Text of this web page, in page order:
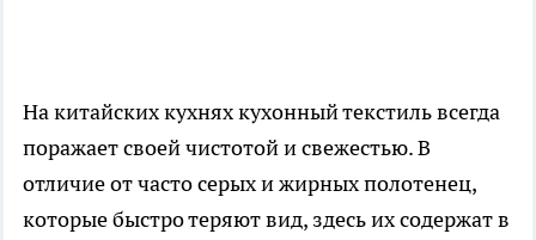
На китайских кухнях кухонный текстиль всегда
поражает своей чистотой и свежестью. В
отличие от часто серых и жирных полотенец,
которые быстро теряют вид, здесь их содержат в